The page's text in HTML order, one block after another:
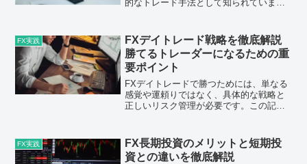
的なトレード手法として知られていま
す。「秒単位で利益を出すために反射神
経が必要」「トレードがギャ...
FX実践
FXデイトレード戦略を徹底解説
勝てるトレーダーになるための重
要ポイント
FXデイトレードで勝つためには、単なる
感覚や運頼りではなく、具体的な戦略と
正しいリスク管理が必要です。この記事
た5つの重要ポイントについて詳しく解説
します。これまでト...
FX実践
FX長期投資のメリットと短期投
資との違いを徹底解説